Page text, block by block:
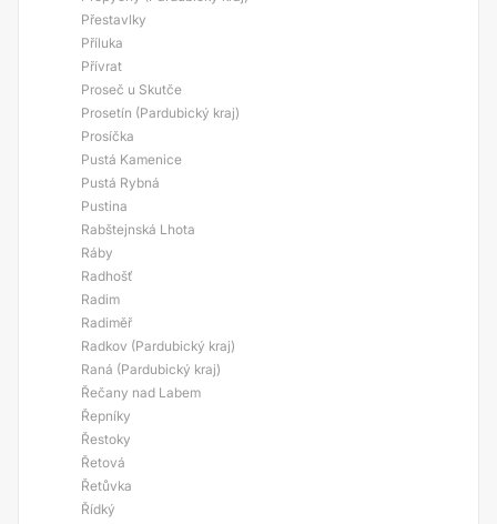
Přestavlky
Příluka
Přívrat
Proseč u Skutče
Prosetín (Pardubický kraj)
Prosíčka
Pustá Kamenice
Pustá Rybná
Pustina
Rabštejnská Lhota
Ráby
Radhošť
Radim
Radiměř
Radkov (Pardubický kraj)
Raná (Pardubický kraj)
Řečany nad Labem
Řepníky
Řestoky
Řetová
Řetůvka
Řídký